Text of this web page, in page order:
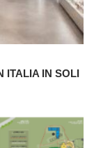
ITALIA IN SOLI